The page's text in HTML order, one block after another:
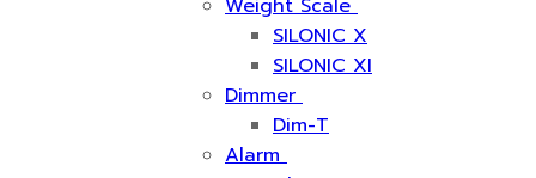
Weight Scale
SILONIC X
SILONIC XI
Dimmer
Dim-T
Alarm